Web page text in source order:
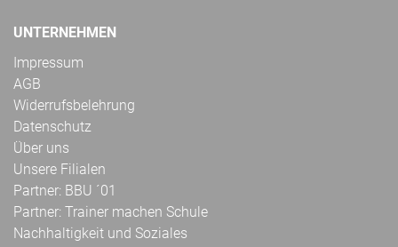
UNTERNEHMEN
Impressum
AGB
Widerrufsbelehrung
Datenschutz
Über uns
Unsere Filialen
Partner: BBU ´01
Partner: Trainer machen Schule
Nachhaltigkeit und Soziales